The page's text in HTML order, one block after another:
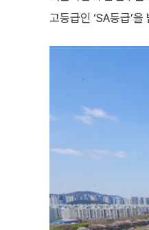
고등급인 ‘SA등급’